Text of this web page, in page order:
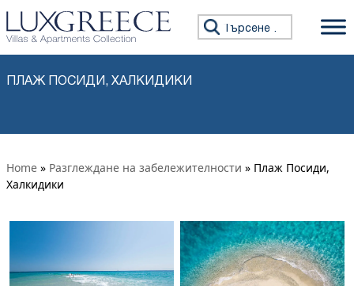
Премини към съдържанието
Търсене за:
ПЛАЖ ПОСИДИ, ХАЛКИДИКИ
Home » Разглеждане на забележителности » Плаж Посиди,
Халкидики